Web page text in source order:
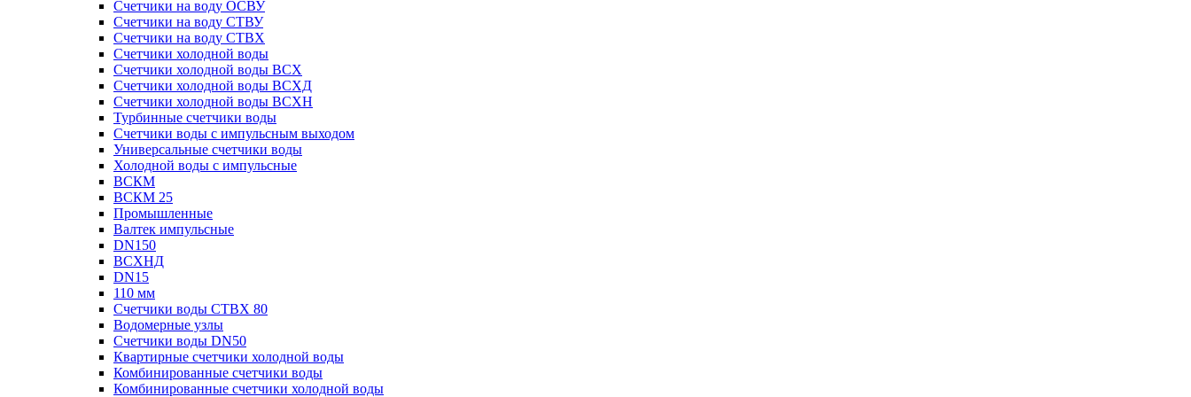
Счетчики на воду ОСВУ
Счетчики на воду СТВУ
Счетчики на воду СТВХ
Счетчики холодной воды
Счетчики холодной воды ВСХ
Счетчики холодной воды ВСХД
Счетчики холодной воды ВСХН
Турбинные счетчики воды
Счетчики воды с импульсным выходом
Универсальные счетчики воды
Холодной воды с импульсные
ВСКМ
ВСКМ 25
Промышленные
Валтек импульсные
DN150
ВСХНД
DN15
110 мм
Счетчики воды СТВХ 80
Водомерные узлы
Счетчики воды DN50
Квартирные счетчики холодной воды
Комбинированные счетчики воды
Комбинированные счетчики холодной воды